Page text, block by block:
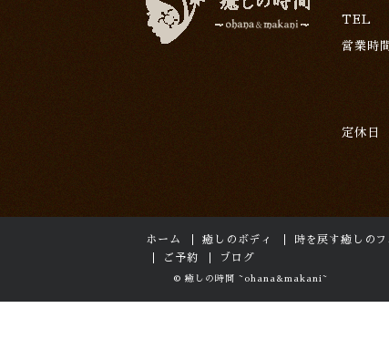
TEL
営業時
定休日
ホーム 癒しのボディ 時を戻す癒しの
ご予約
ブログ
© 癒しの時間 ~ohana&makani~